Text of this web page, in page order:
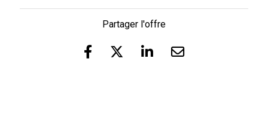
Partager l'offre